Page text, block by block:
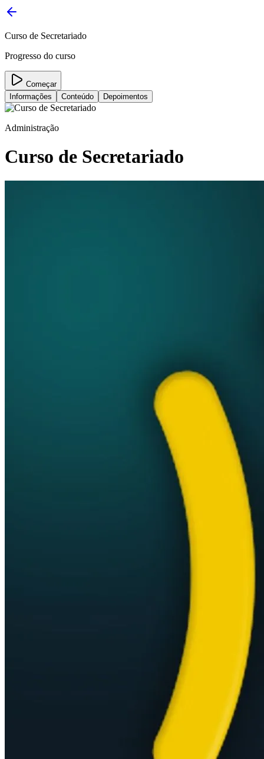
Curso de Secretariado
Progresso do curso
Começar
Informações
Conteúdo Depoimentos
Administração
Curso de Secretariado